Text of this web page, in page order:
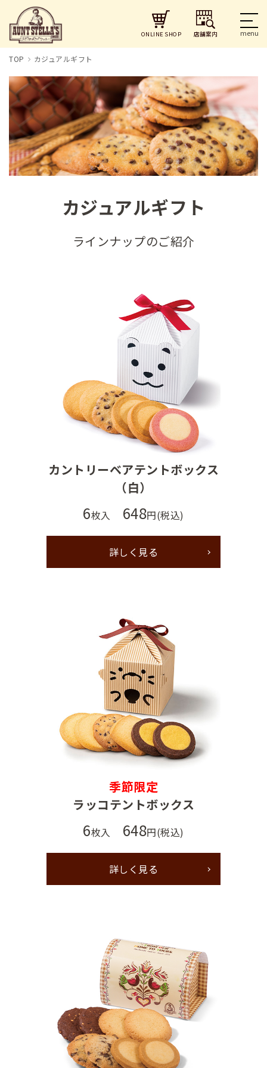
ONLINE SHOP 店舗案内
TOP カジュアルギフト
カジュアルギフト
ラインナップのご紹介
カントリーベアテントボックス
（白）
6枚入 648円(税込)
詳しく見る
季節限定
ラッコテントボックス
6枚入 648円(税込)
詳しく見る